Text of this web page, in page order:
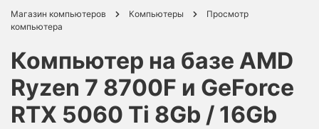
Магазин компьютеров Компьютеры
Просмотр
компьютера
Компьютер на базе AMD
Ryzen 7 8700F и GeForce
RTX 5060 Ti 8Gb / 16Gb